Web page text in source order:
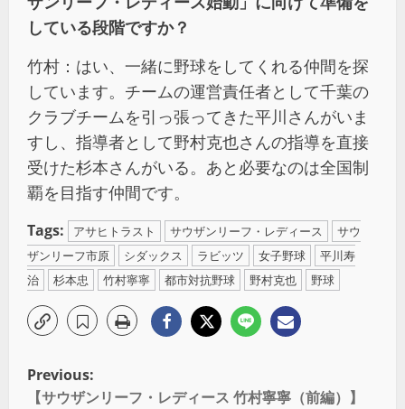
している段階ですか？
竹村：はい、一緒に野球をしてくれる仲間を探
しています。チームの運営責任者として千葉の
クラブチームを引っ張ってきた平川さんがいま
すし、指導者として野村克也さんの指導を直接
受けた杉本さんがいる。あと必要なのは全国制
覇を目指す仲間です。
Tags: アサヒトラスト サウザンリーフ・レディース
サウ
ザンリーフ市原
シダックス ラビッツ 女子野球
平川寿
治
杉本忠 竹村寧寧 都市対抗野球 野村克也 野球
Previous:
【サウザンリーフ・レディース 竹村寧寧（前編）】